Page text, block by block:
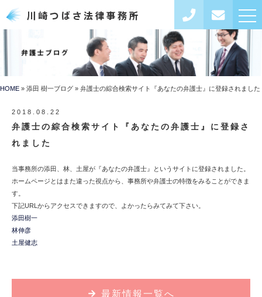
HOME 添田 樹一ブログ 弁護士の綜合検索サイト『あなたの弁護士』に登録されました
2018.08.22
弁護士の綜合検索サイト『あなたの弁護士』に登録さ
れました
当事務所の添田、林、土屋が『あなたの弁護士』というサイトに登録されました。
ホームページとはまた違った視点から、事務所や弁護士の特徴をみることができま
す。
下記URLからアクセスできますので、よかったらみてみて下さい。
添田樹一
林伸彦
土屋健志
最新情報一覧へ